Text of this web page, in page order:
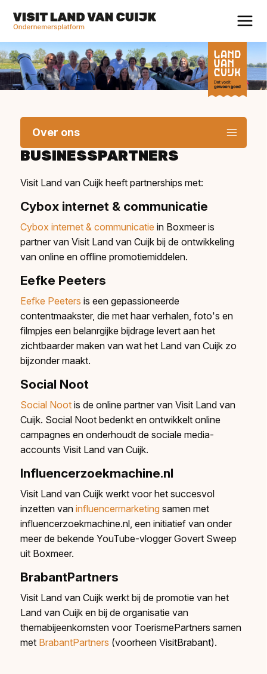
Over ons
BUSINESSPARTNERS
Visit Land van Cuijk heeft partnerships met:
Cybox internet & communicatie
Cybox internet & communicatie in Boxmeer is
partner van Visit Land van Cuijk bij de ontwikkeling
van online en offline promotiemiddelen.
Eefke Peeters
Eefke Peeters is een gepassioneerde
contentmaakster, die met haar verhalen, foto's en
filmpjes een belanrgijke bijdrage levert aan het
zichtbaarder maken van wat het Land van Cuijk zo
bijzonder maakt.
Social Noot​
Social Nootis de online partner van Visit Land van
Cuijk. Social Noot bedenkt en ontwikkelt online
campagnes en onderhoudt de sociale media-
accounts Visit Land van Cuijk.
Influencerzoekmachine.nl
Visit Land van Cuijk werkt voor het succesvol
inzetten van influencermarketing samen met
influencerzoekmachine.nl, een initiatief van onder
meer de bekende YouTube-vlogger Govert Sweep
uit Boxmeer.
BrabantPartners
Visit Land van Cuijk werkt bij de promotie van het
Land van Cuijk en bij de organisatie van
themabijeenkomsten voor ToerismePartners samen
met BrabantPartners (voorheen VisitBrabant).